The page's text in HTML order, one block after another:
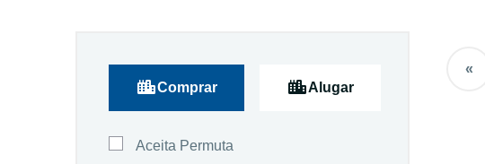
Comprar Alugar
Aceita Permuta
«